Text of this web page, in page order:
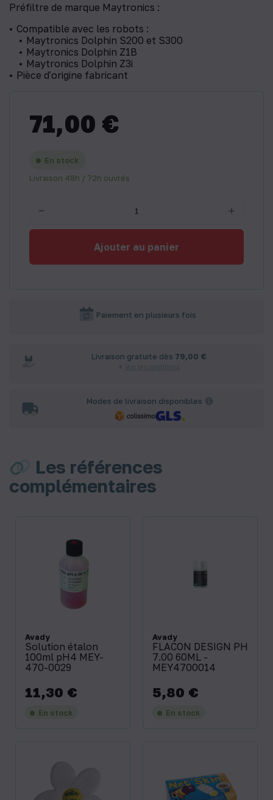
Préfiltre de marque Maytronics :
Compatible avec les robots :
Maytronics Dolphin S200 et S300
Maytronics Dolphin Z1B
Maytronics Dolphin Z3i
Pièce d'origine fabricant
71,00 €
En stock
Livraison 48h / 72h ouvrés
Ajouter au panier
Paiement en plusieurs fois
Livraison gratuite dès 79,00 €
Modes de livraison disponibles
Les références
complémentaires
Avady
Solution étalon
100ml pH4 MEY-
470-0029
Prix
11,30 €
En stock
Avady
FLACON DESIGN PH
7.00 60ML -
MEY4700014
Prix
5,80 €
En stock